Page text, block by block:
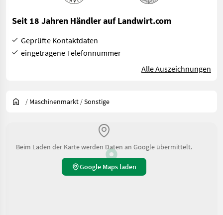
Seit 18 Jahren Händler auf Landwirt.com
Geprüfte Kontaktdaten
eingetragene Telefonnummer
Alle Auszeichnungen
/ Maschinenmarkt /Sonstige
Beim Laden der Karte werden Daten an Google übermittelt.
Google Maps laden